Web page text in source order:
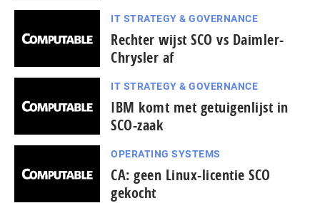
IT STRATEGY & GOVERNANCE
Rechter wijst SCO vs Daimler-
Chrysler af
IT STRATEGY & GOVERNANCE
IBM komt met getuigenlijst in
SCO-zaak
OPERATING SYSTEMS
CA: geen Linux-licentie SCO
gekocht